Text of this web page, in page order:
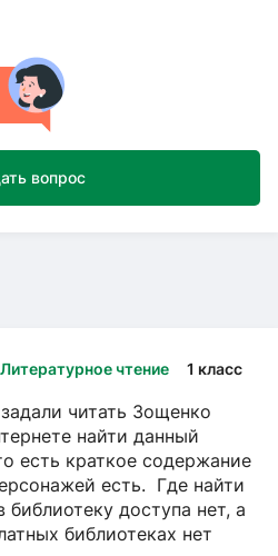
вопрос
Литературное чтение 1 класс
читать Зощенко
найти данный
есть краткое содержание
есть. Где найти
доступа нет, а
библиотеках нет